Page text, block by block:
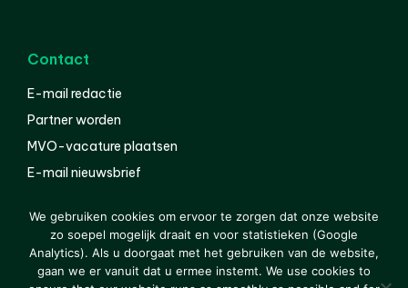
Contact
E-mail redactie
Partner worden
MVO-vacature plaatsen
E-mail nieuwsbrief
© 2000-2026 Van der Molen EIS Colofon
Disclaimer
We gebruiken cookies om ervoor te zorgen dat onze website
zo soepel mogelijk draait en voor statistieken (Google
Analytics). Als u doorgaat met het gebruiken van de website,
gaan we er vanuit dat u ermee instemt. We use cookies to